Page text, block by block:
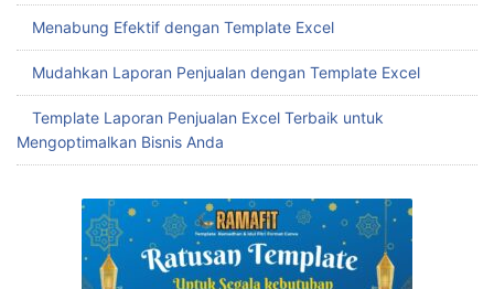
Menabung Efektif dengan Template Excel
Mudahkan Laporan Penjualan dengan Template Excel
Template Laporan Penjualan Excel Terbaik untuk
Mengoptimalkan Bisnis Anda